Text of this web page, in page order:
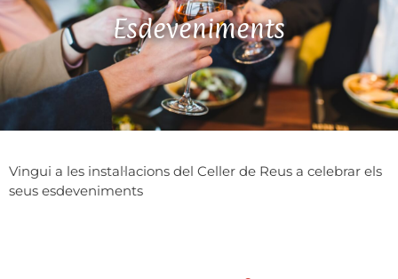
Esdeveniments
Vingui a les instal·lacions del Celler de Reus a celebrar els
seus esdeveniments